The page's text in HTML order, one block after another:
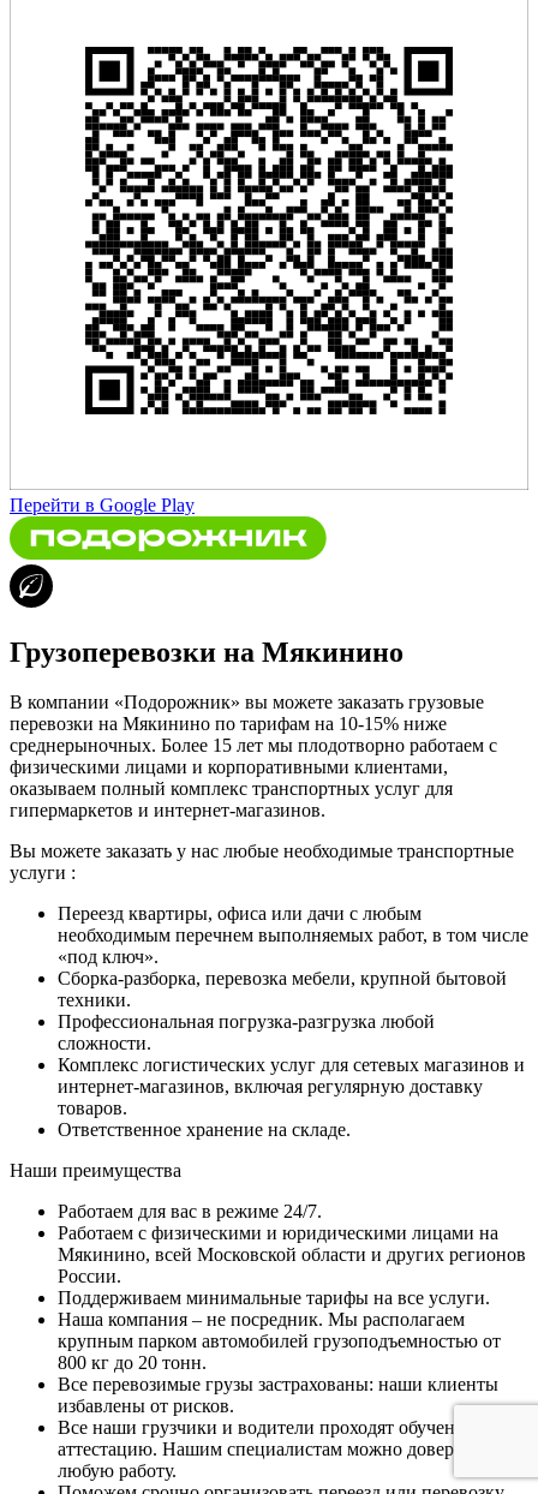
Перейти в Google Play
Грузоперевозки на Мякинино
В компании «Подорожник» вы можете заказать грузовые
перевозки на Мякинино по тарифам на 10-15% ниже
среднерыночных. Более 15 лет мы плодотворно работаем с
физическими лицами и корпоративными клиентами,
оказываем полный комплекс транспортных услуг для
гипермаркетов и интернет-магазинов.
Вы можете заказать у нас любые необходимые транспортные
услуги :
Переезд квартиры, офиса или дачи с любым
необходимым перечнем выполняемых работ, в том числе
«под ключ».
Сборка-разборка, перевозка мебели, крупной бытовой
техники.
Профессиональная погрузка-разгрузка любой
сложности.
Комплекс логистических услуг для сетевых магазинов и
интернет-магазинов, включая регулярную доставку
товаров.
Ответственное хранение на складе.
Наши преимущества
Работаем для вас в режиме 24/7.
Работаем с физическими и юридическими лицами на
Мякинино, всей Московской области и других регионов
России.
Поддерживаем минимальные тарифы на все услуги.
Наша компания – не посредник. Мы располагаем
крупным парком автомобилей грузоподъемностью от
800 кг до 20 тонн.
Все перевозимые грузы застрахованы: наши клиенты
избавлены от рисков.
Все наши грузчики и водители проходят обучение и
аттестацию. Нашим специалистам можно доверить
любую работу.